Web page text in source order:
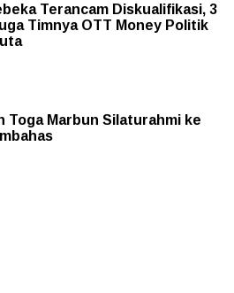
Terancam Diskualifikasi, 3
Timnya OTT Money Politik
Toga Marbun Silaturahmi ke